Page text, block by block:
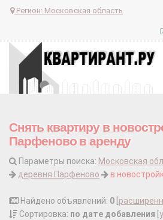
Регион: Московская область
Снять квартиру в
Парфеново в аренду
Параметры поиска: Московская
деревня Парфеново
в
Найдено объявлений: 0
Сортировка: по дате добавления